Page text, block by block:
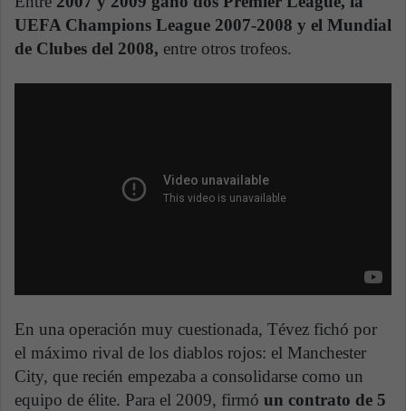
UEFA Champions League 2007-2008 y el Mundial
de Clubes del 2008, entre otros trofeos.
En una operación muy cuestionada, Tévez fichó por
el máximo rival de los diablos rojos: el Manchester
City, que recién empezaba a consolidarse como un
equipo de élite. Para el 2009, firmó un contrato de 5